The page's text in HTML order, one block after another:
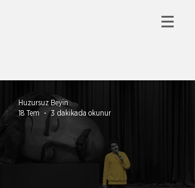
Huzursuz Beyin
18 Tem
3 dakikada okunur